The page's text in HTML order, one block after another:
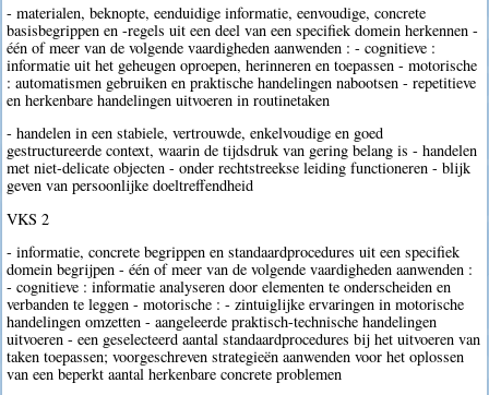
- materialen, beknopte, eenduidige informatie, eenvoudige, concrete
basisbegrippen en -regels uit een deel van een specifiek domein herkennen -
één of meer van de volgende vaardigheden aanwenden : - cognitieve :
informatie uit het geheugen oproepen, herinneren en toepassen - motorische
: automatismen gebruiken en praktische handelingen nabootsen - repetitieve
en herkenbare handelingen uitvoeren in routinetaken
- handelen in een stabiele, vertrouwde, enkelvoudige en goed
gestructureerde context, waarin de tijdsdruk van gering belang is - handelen
met niet-delicate objecten - onder rechtstreekse leiding functioneren - blijk
geven van persoonlijke doeltreffendheid
VKS 2
- informatie, concrete begrippen en standaardprocedures uit een specifiek
domein begrijpen - één of meer van de volgende vaardigheden aanwenden :
- cognitieve : informatie analyseren door elementen te onderscheiden en
verbanden te leggen - motorische : - zintuiglijke ervaringen in motorische
handelingen omzetten - aangeleerde praktisch-technische handelingen
uitvoeren - een geselecteerd aantal standaardprocedures bij het uitvoeren van
taken toepassen; voorgeschreven strategieën aanwenden voor het oplossen
van een beperkt aantal herkenbare concrete problemen